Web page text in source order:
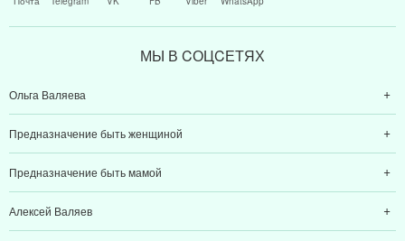
МЫ В CОЦCЕТЯХ
Ольга Валяева
Предназначение быть женщиной
Предназначение быть мамой
Алексей Валяев